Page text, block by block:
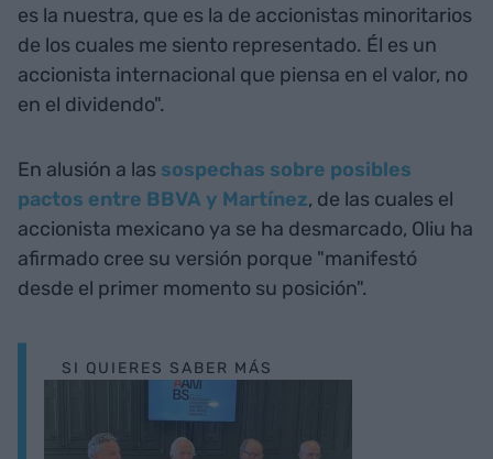
es la nuestra, que es la de accionistas minoritarios
de los cuales me siento representado. Él es un
accionista internacional que piensa en el valor, no
en el dividendo".
En alusión a las sospechas sobre posibles
pactos entre BBVA y Martínez, de las cuales el
accionista mexicano ya se ha desmarcado, Oliu ha
afirmado cree su versión porque "manifestó
desde el primer momento su posición".
SI QUIERES SABER MÁS